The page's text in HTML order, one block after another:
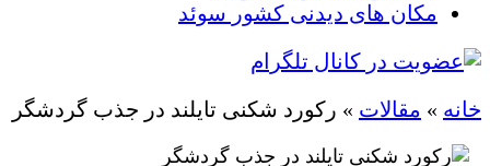
مکان های دیدنی کشور سوئد
خانه » مقالات » رکورد شکنی تایلند در جذب گردشگر